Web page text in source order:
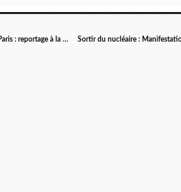
Convergence des luttes hier à Paris : reportage à la Bourse